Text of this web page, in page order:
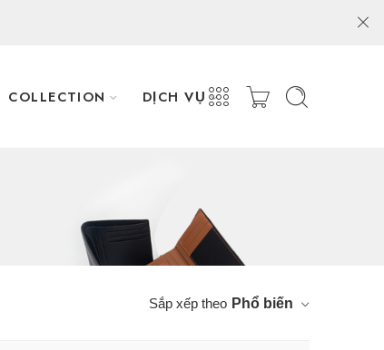
COLLECTION DỊCH VỤ
Sắp xếp theo Phổ biến